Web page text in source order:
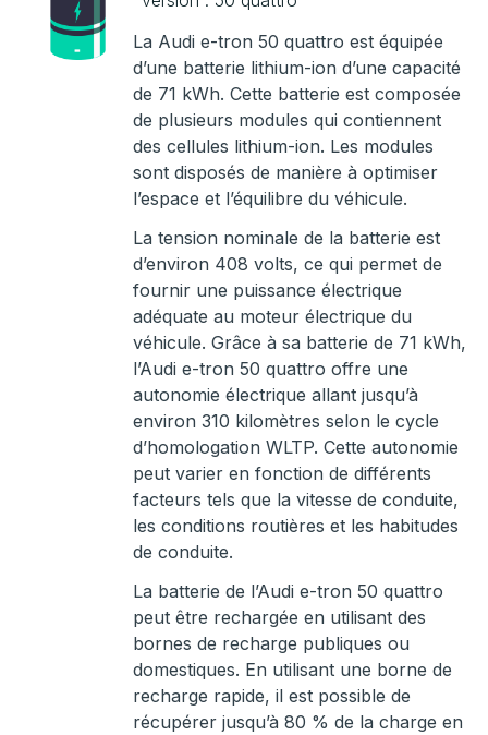
La Audi e-tron 50 quattro est équipée
d’une batterie lithium-ion d’une capacité
de 71 kWh. Cette batterie est composée
de plusieurs modules qui contiennent
des cellules lithium-ion. Les modules
sont disposés de manière à optimiser
l’espace et l’équilibre du véhicule.
La tension nominale de la batterie est
d’environ 408 volts, ce qui permet de
fournir une puissance électrique
adéquate au moteur électrique du
véhicule. Grâce à sa batterie de 71 kWh,
l’Audi e-tron 50 quattro offre une
autonomie électrique allant jusqu’à
environ 310 kilomètres selon le cycle
d’homologation WLTP. Cette autonomie
peut varier en fonction de différents
facteurs tels que la vitesse de conduite,
les conditions routières et les habitudes
de conduite.
La batterie de l’Audi e-tron 50 quattro
peut être rechargée en utilisant des
bornes de recharge publiques ou
domestiques. En utilisant une borne de
recharge rapide, il est possible de
récupérer jusqu’à 80 % de la charge en